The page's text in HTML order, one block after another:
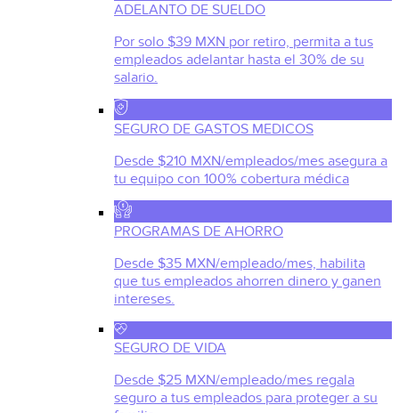
ADELANTO DE SUELDO
Por solo $39 MXN por retiro, permita a tus
empleados adelantar hasta el 30% de su
salario.
SEGURO DE GASTOS MEDICOS
Desde $210 MXN/empleados/mes asegura a
tu equipo con 100% cobertura médica
PROGRAMAS DE AHORRO
Desde $35 MXN/empleado/mes, habilita
que tus empleados ahorren dinero y ganen
intereses.
SEGURO DE VIDA
Desde $25 MXN/empleado/mes regala
seguro a tus empleados para proteger a su